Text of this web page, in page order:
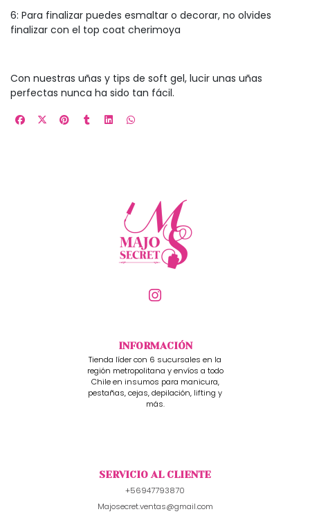
6: Para finalizar puedes esmaltar o decorar, no olvides
finalizar con el top coat cherimoya
Con nuestras uñas y tips de soft gel, lucir unas uñas
perfectas nunca ha sido tan fácil.
INFORMACIÓN
Tienda líder con 6 sucursales en la
región metropolitana y envíos a todo
Chile en insumos para manicura,
pestañas, cejas, depilación, lifting y
más.
SERVICIO AL CLIENTE
+56947793870
Majosecret.ventas@gmail.com